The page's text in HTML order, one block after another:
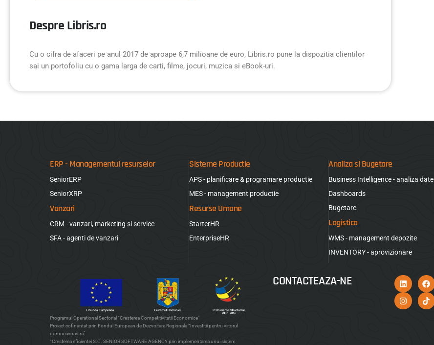
Despre Libris.ro
Cu o cifra de afaceri pe anul 2017 de aproape 6,7 milioane de euro, Libris.ro pune la dispozitia clientilor
sai un portofoliu cu o gama larga de carti, filme, jocuri, muzica si eBook-uri.
ERP - Managementul resurselor
SeniorERP
SeniorXRP
Vanzari
CRM - vanzari, marketing si service
SFA - agenti de vanzari
Sisteme Productie
APS - planificare & programare productie
MES - management productie
Resurse Umane
StarterHR
EnterpriseHR
Analiza si Bugetare
Business Intelligence - analiza date
Dashboards
Bugetare
Logistica
WMS - management depozite
INVENTORY - aprovizionare
Programul Operational Sectorial “Cresterea Competitivitatii Economice”
Proiect cofinantat prin Fondul European de Dezvoltare Regionala “Investitii pentru viitorul
dumneavoastra”
“Cresterea eficientei S.C. SENIOR SOFTWARE AGENCY prin implementarea unui sistem
CONTACTEAZA-NE